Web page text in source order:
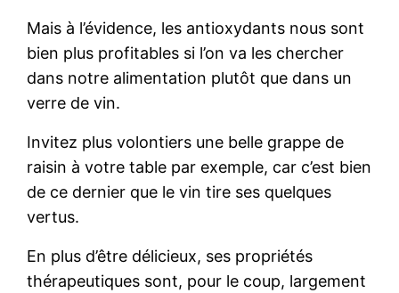
Mais à l’évidence, les antioxydants nous sont
bien plus profitables si l’on va les chercher
dans notre alimentation plutôt que dans un
verre de vin.
Invitez plus volontiers une belle grappe de
raisin à votre table par exemple, car c’est bien
de ce dernier que le vin tire ses quelques
vertus.
En plus d’être délicieux, ses propriétés
thérapeutiques sont, pour le coup, largement